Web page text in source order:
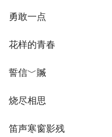
勇敢一点
花样的青春
誓信﹀贓
烧尽相思
笛声寒窗影残